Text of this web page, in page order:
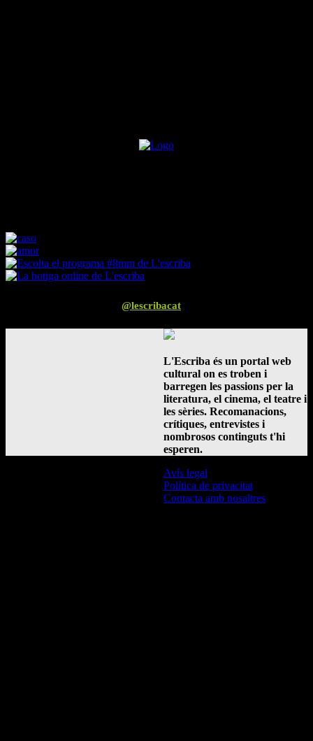
@lescribacat
L'Escriba és un portal web
cultural on es troben i
barregen les passions per la
literatura, el cinema, el teatre i
les sèries. Recomanacions,
crítiques, entrevistes i
nombrosos continguts t'hi
esperen.
Avís legal
Política de privacitat
Contacta amb nosaltres